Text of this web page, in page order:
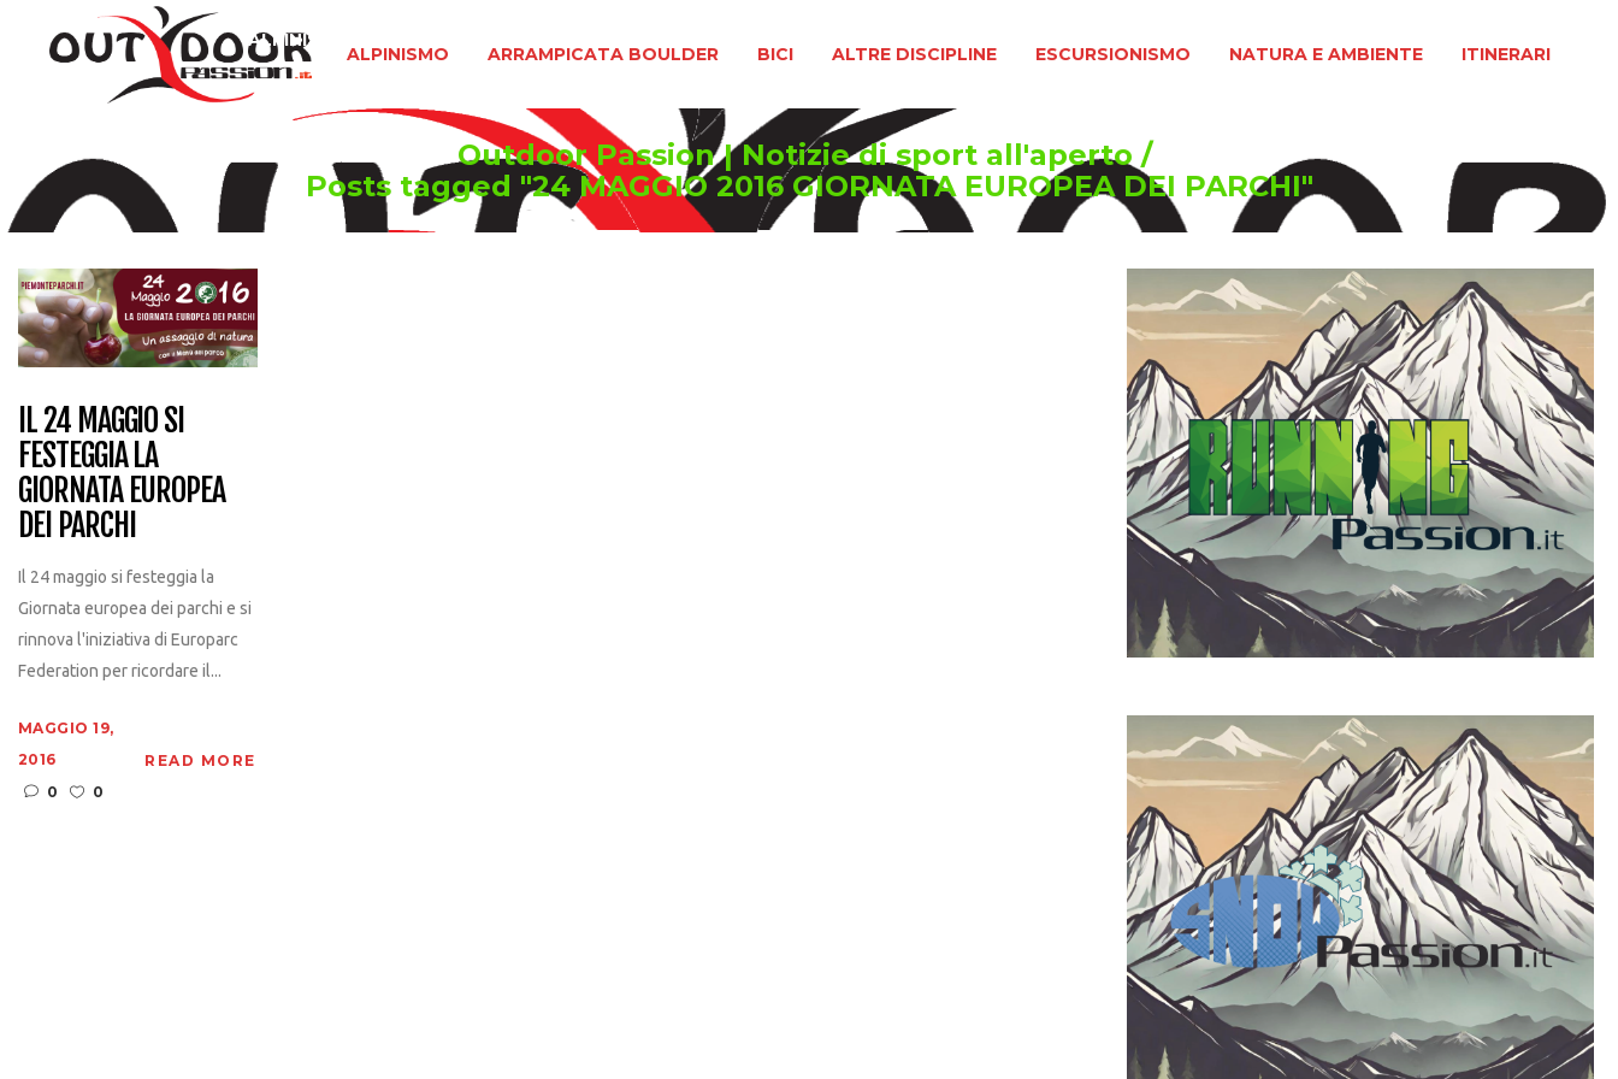
ALPINISMO ARRAMPICATA BOULDER BICI ALTRE DISCIPLINE ESCURSIONISMO NATURA E AMBIENTE ITINERARI
ALPINISMO
Outdoor Passion | Notizie di sport all'aperto /
Posts tagged "24 MAGGIO 2016 GIORNATA EUROPEA DEI PARCHI"
IL 24 MAGGIO SI
FESTEGGIA LA
GIORNATA EUROPEA
DEI PARCHI
Il 24 maggio si festeggia la
Giornata europea dei parchi e si
rinnova l'iniziativa di Europarc
Federation per ricordare il...
MAGGIO 19,
2016
0
0
READ MORE